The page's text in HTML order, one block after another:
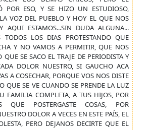
POR ESO, Y SE HIZO UN ESTUDIOSO,
VOZ DEL PUEBLO Y HOY EL QUE NOS
AQUI ESTAMOS...SIN DUDA ALGUNA...
TODOS LOS DIAS PROTESTANDO QUE
Y NO VAMOS A PERMITIR, QUE NOS
SE SACO EL TRAJE DE PERIODISTA Y
DOLOR NUESTRO, SI GAUCHO ACA
A COSECHAR, PORQUE VOS NOS DISTE
QUE SE VE CUANDO SE PRENDE LA LUZ
FAMILIA COMPLETA, A TUS HIJOS, POR
QUE POSTERGASTE COSAS, POR
DOLOR A VECES EN ESTE PAÍS, EL
PERO DEJANOS DECIRTE QUE EL